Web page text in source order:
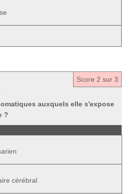
Score 2 sur 3
auxquels elle s'expose
?
cérébral